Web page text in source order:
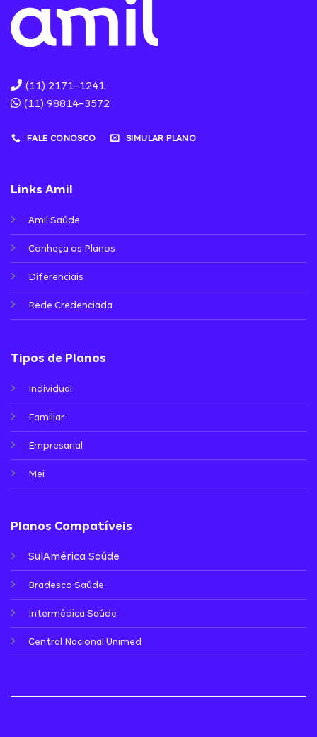
(11) 2171-1241
(11) 98814-3572
FALE CONOSCO SIMULAR PLANO
Links Amil
Amil Saúde
Conheça os Planos
Diferenciais
Rede Credenciada
Tipos de Planos
Individual
Familiar
Empresarial
Mei
Planos Compatíveis
SulAmérica Saúde
Bradesco Saúde
Intermédica Saúde
Central Nacional Unimed